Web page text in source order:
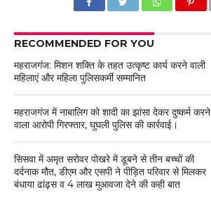
RECOMMENDED FOR YOU
महराजगंज: मिशन शक्ति के तहत उत्कृष्ट कार्य करने वाली
महिलाएं और महिला पुलिसकर्मी सम्मानित
महराजगंज में नाबालिग को शादी का झांसा देकर दुष्कर्म करने
वाला आरोपी गिरफ्तार, घुघली पुलिस की कार्रवाई।
सिसवा में अमृत सरोवर पोखरे में डूबने से तीन बच्चों की
दर्दनाक मौत, डीएम और एसपी ने पीड़ित परिवार से मिलकर
बंधाया ढांढ़स व 4 लाख मुआवजा देने की कही बात